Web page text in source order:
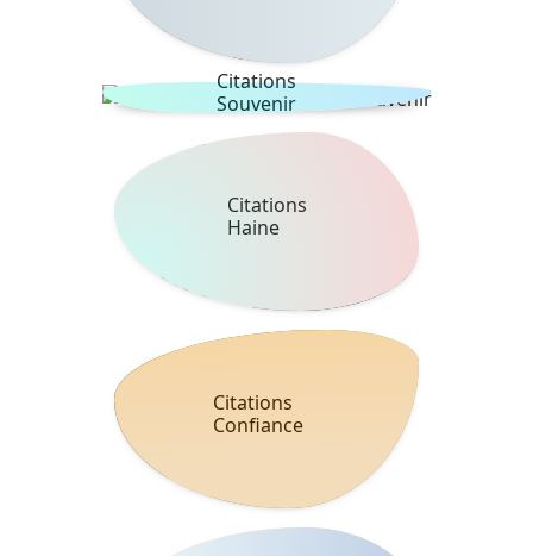
Citations
Souvenir
Citations
Haine
Citations
Confiance